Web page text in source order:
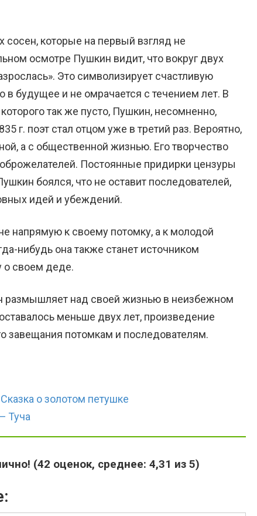
сосен, которые на первый взгляд не
осмотре Пушкин видит, что вокруг двух
Это символизирует счастливую
будущее и не омрачается с течением лет. В
так же пусто, Пушкин, несомненно,
г. поэт стал отцом уже в третий раз. Вероятно,
а с общественной жизнью. Его творчество
Постоянные придирки цензуры
боялся, что не оставит последователей,
идей и убеждений.
напрямую к своему потомку, а к молодой
нибудь она также станет источником
о своем деде.
размышляет над своей жизнью в неизбежном
меньше двух лет, произведение
завещания потомкам и последователям.
о золотом петушке
Туча
(42 оценок, среднее: 4,31 из 5)